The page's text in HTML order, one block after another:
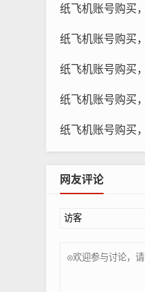
纸飞机账号购买
纸飞机账号购买
纸飞机账号购买，
纸飞机账号购买
纸飞机账号购买
网友评论